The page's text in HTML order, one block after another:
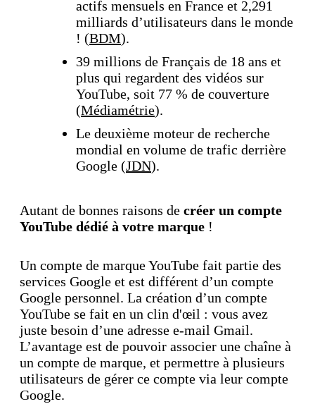
actifs mensuels en France et 2,291
milliards d’utilisateurs dans le monde
! (BDM).
39 millions de Français de 18 ans et
plus qui regardent des vidéos sur
YouTube, soit 77 % de couverture
(Médiamétrie).
Le deuxième moteur de recherche
mondial en volume de trafic derrière
Google (JDN).
Autant de bonnes raisons de créer un compte
YouTube dédié à votre marque !
Un compte de marque YouTube fait partie des
services Google et est différent d’un compte
Google personnel. La création d’un compte
YouTube se fait en un clin d'œil : vous avez
juste besoin d’une adresse e-mail Gmail.
L’avantage est de pouvoir associer une chaîne à
un compte de marque, et permettre à plusieurs
utilisateurs de gérer ce compte via leur compte
Google.